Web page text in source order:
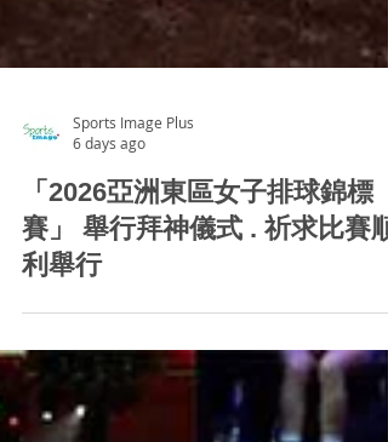
Sports Image Plus
6 days ago
「2026亞洲東區女子排球錦標